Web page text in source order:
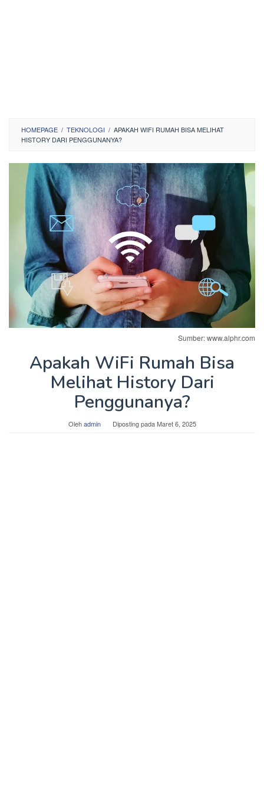
HOMEPAGE / TEKNOLOGI / APAKAH WIFI RUMAH BISA MELIHAT
HISTORY DARI PENGGUNANYA?
Sumber: www.alphr.com
Apakah WiFi Rumah Bisa
Melihat History Dari
Penggunanya?
Olehadmin Diposting padaMaret 6, 2025